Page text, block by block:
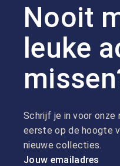
Nooit
leuke
Schrijf je in voor
eerste op de hoogte
nieuwe collecties.
Jouw emailadres